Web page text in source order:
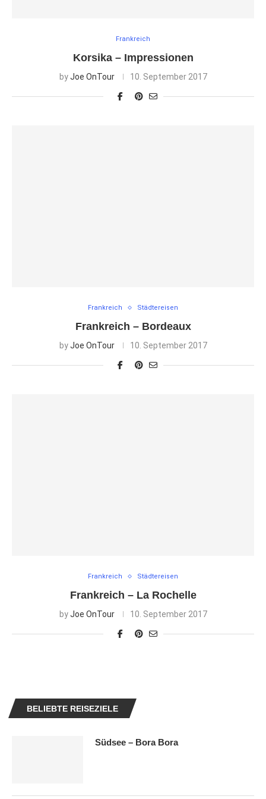
Frankreich
Korsika – Impressionen
byJoe OnTour 10. September 2017
Frankreich Städtereisen
Frankreich – Bordeaux
byJoe OnTour 10. September 2017
Frankreich Städtereisen
Frankreich – La Rochelle
byJoe OnTour 10. September 2017
BELIEBTE REISEZIELE
Südsee – Bora Bora